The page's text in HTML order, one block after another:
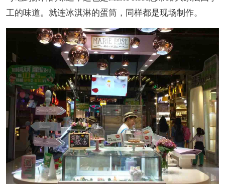
工的味道。就连冰淇淋的蛋筒，同样都是现场制作。